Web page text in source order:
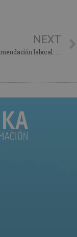
NEXT
Carta de recomendación laboral: cómo pedirla y qué debe incluir